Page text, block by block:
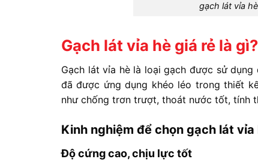
gạch lát vỉa
Gạch lát vỉa hè giá rẻ là gì?
Gạch lát vỉa hè là loại gạch được sử
đã được ứng dụng khéo léo trong thiết
như chống trơn trượt, thoát nước tốt, tính
Kinh nghiệm để chọn gạch lát
Độ cứng cao, chịu lực tốt